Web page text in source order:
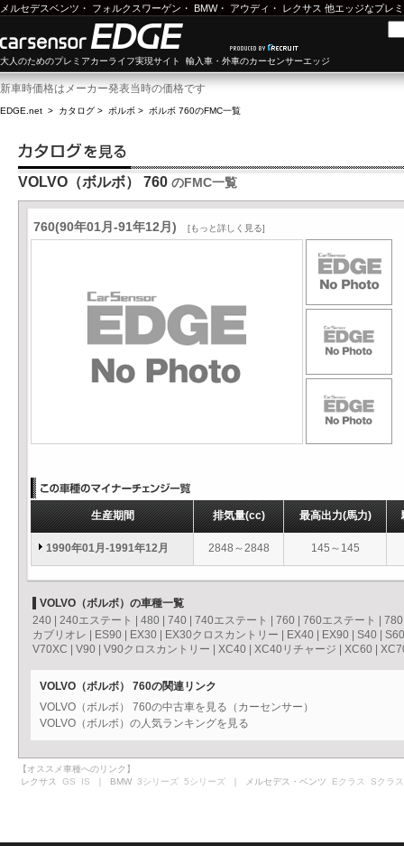
メルセデスベンツ ・ フォルクスワーゲン ・ BMW・ アウディ ・ レクサス 他エッジなプレ
大人のためのプレミアカーライフ実現サイト 輸入車・外車のカーセンサーエッジ
新車時価格はメーカー発表当時の価格です
EDGE.net > カタログ > ボルボ > ボルボ 760のFMC一覧
VOLVO（ボルボ） 760 のFMC一覧
760(90年01月-91年12月) [もっと詳しく見る]
生産期間 排気量(cc) 最高出力(馬力)
1990年01月-1991年12月 2848～2848 145～145
VOLVO（ボルボ）の車種一覧
240
240エステート 480 740 740エステート 760 760エステート 780
カブリオレ
ES90 EX30 EX30クロスカントリー EX40 EX90 S40
S60
V70XC
V90 V90クロスカントリー XC40 XC40リチャージ XC60
VOLVO（ボルボ） 760の関連リンク
VOLVO（ボルボ） 760の中古車を見る（カーセンサー）
VOLVO（ボルボ）の人気ランキングを見る
【オススメ車種へのリンク】
レクサス GS IS ｜ BMW 3シリーズ 5シリーズ ｜ メルセデス・ベンツ Eクラス Sクラス